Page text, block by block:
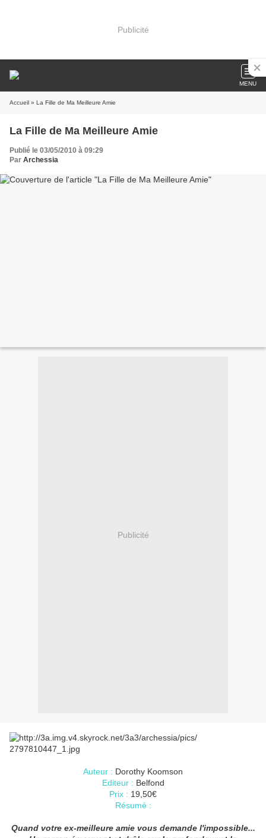
Publicité
MENU
Accueil » La Fille de Ma Meilleure Amie
La Fille de Ma Meilleure Amie
Publié le 03/05/2010 à 09:29
Par Archessia
Publicité
Auteur : Dorothy Koomson
Editeur : Belfond
Prix : 19,50€
Résumé :
Quand votre ex-meilleure amie vous demande l'impossible...